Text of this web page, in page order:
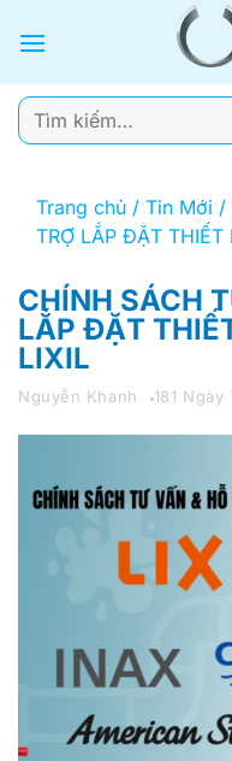
qua
dung
Tìm
kiếm:
Trang chủ / Tin Mới /
TRỢ LẮP ĐẶT THIẾT
CHÍNH SÁCH
LẮP ĐẶT
LIXIL
Nguyễn Khanh 181 Ngày